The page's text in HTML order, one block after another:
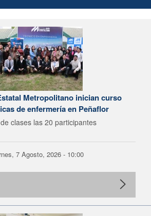
Metropolitano inician curso
de enfermería en Peñaflor
clases las 20 participantes
7 Agosto, 2026 - 10:00